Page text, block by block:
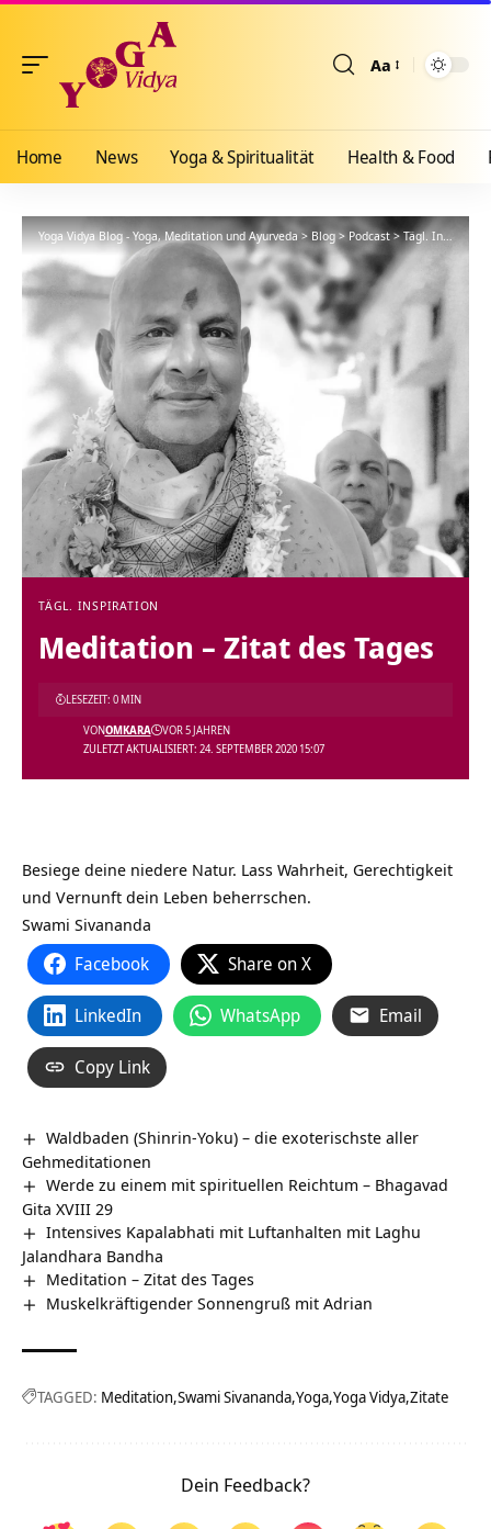
Aa
Home News Yoga & Spiritualität Health & Food
Yoga Vidya Blog - Yoga, Meditation und Ayurveda > Blog > Podcast>Tägl. Inspiration
TÄGL. INSPIRATION
Meditation – Zitat des Tages
ZULETZT AKTUALISIERT: 24. SEPTEMBER 2020 15:07
VONOMKARA VOR 5 JAHREN
LESEZEIT: 0 MIN
Besiege deine niedere Natur. Lass Wahrheit, Gerechtigkeit
und Vernunft dein Leben beherrschen.
Swami Sivananda
Facebook Share on X
LinkedIn WhatsApp Email
Copy Link
Waldbaden (Shinrin-Yoku) – die exoterischste aller
Gehmeditationen
Werde zu einem mit spirituellen Reichtum – Bhagavad
Gita XVIII 29
Intensives Kapalabhati mit Luftanhalten mit Laghu
Jalandhara Bandha
Meditation – Zitat des Tages
Muskelkräftigender Sonnengruß mit Adrian
TAGGED: Meditation Swami Sivananda Yoga Yoga Vidya Zitate
Dein Feedback?